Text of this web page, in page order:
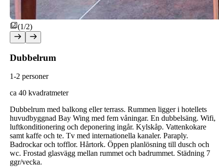
(1/2)
Dubbelrum
1-2 personer
ca 40 kvadratmeter
Dubbelrum med balkong eller terrass. Rummen ligger i hotellets
huvudbyggnad Bay Wing med fem våningar. En dubbelsäng. Wifi,
luftkonditionering och deponering ingår. Kylskåp. Vattenkokare
samt kaffe och te. Tv med internationella kanaler. Paraply.
Badrockar och tofflor. Hårtork. Öppen planlösning till dusch och
wc. Frostad glasvägg mellan rummet och badrummet. Städning 7
ggr/vecka.